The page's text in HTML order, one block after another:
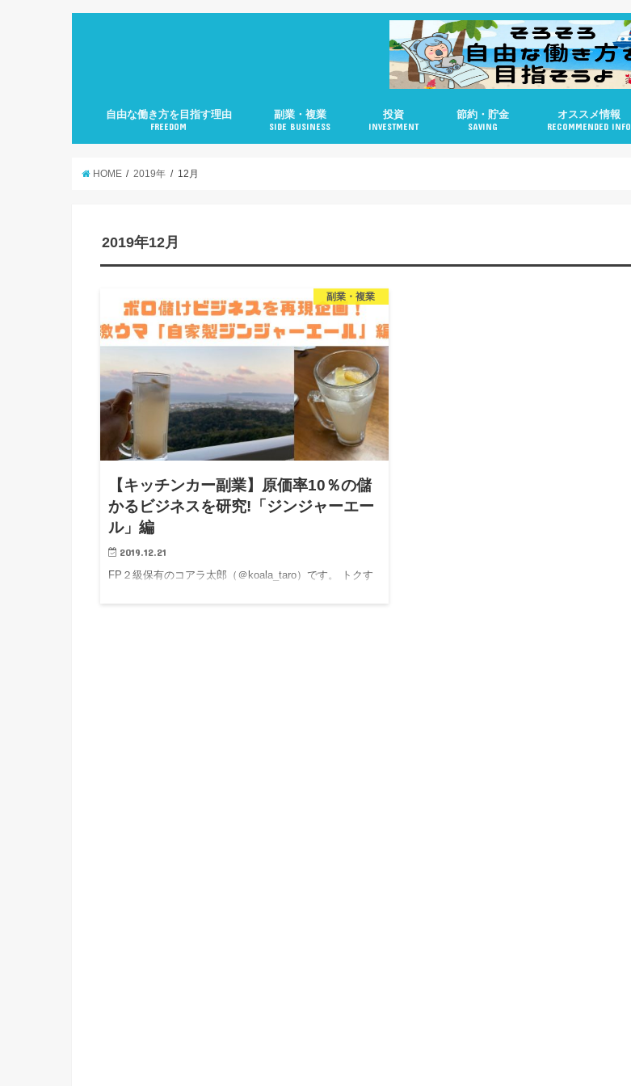
自由な働き方を目指す理由
FREEDOM
副業・複業
SIDE BUSINESS
投資
INVESTMENT
節約・貯金
SAVING
オススメ情報
RECOMMENDED INFO
HOME 2019年 12月
2019年12月
副業・複業
【キッチンカー副業】原価率10％の儲
かるビジネスを研究!「ジンジャーエー
ル」編
2019.12.21
FP２級保有のコアラ太郎（＠koala_taro）です。 トクす